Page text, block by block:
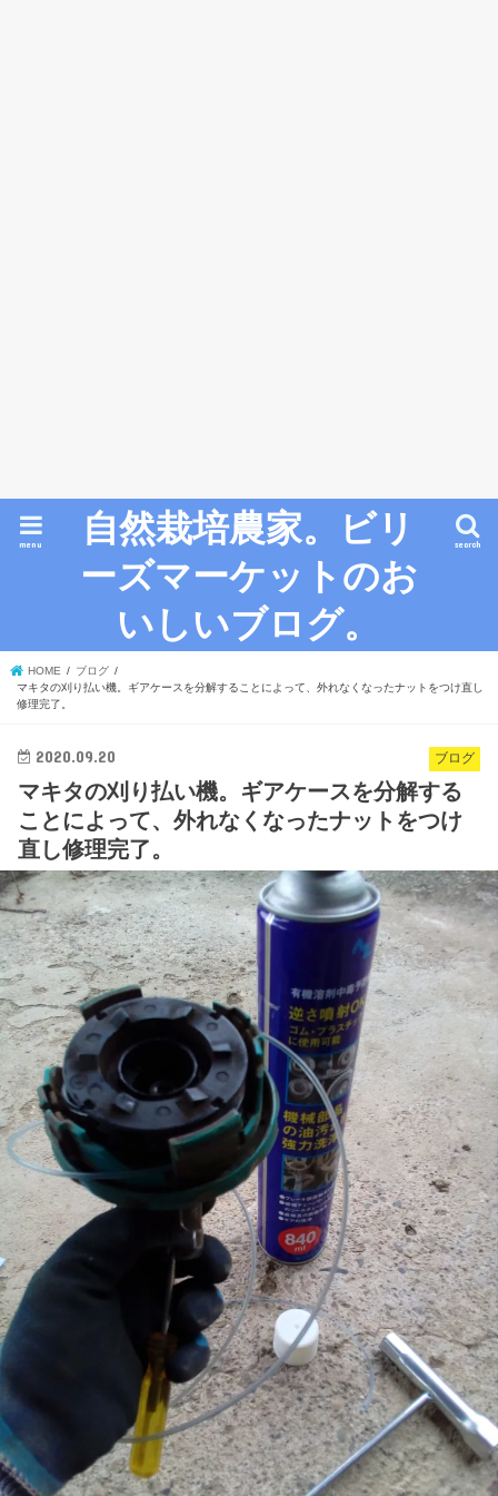
自然栽培農家。ビリ
ーズマーケットのお
いしいブログ。
search
menu
HOME
ブログ
マキタの刈り払い機。ギアケースを分解することによって、外れなくなったナットをつけ直し
修理完了。
ブログ
2020.09.20
マキタの刈り払い機。ギアケースを分解する
ことによって、外れなくなったナットをつけ
直し修理完了。